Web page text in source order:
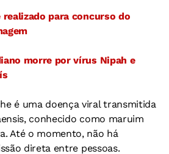
para concurso do
morre por vírus Nipah e
é uma doença viral transmitida
conhecido como maruim
Até o momento, não há
direta entre pessoas.